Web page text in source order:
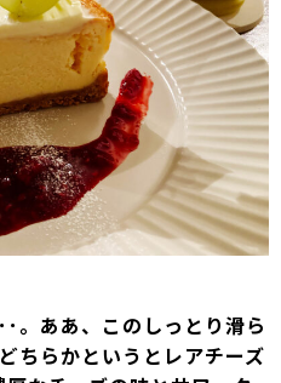
。ああ、このしっとり滑ら
ちらかというとレアチーズ